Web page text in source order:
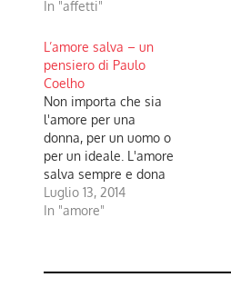
che è capitata a noi? E
me. ” La nonna
interruppe la scrittura,
sorrise e disse al
nipote: “È vero, sto
scrivendo qualcosa di
te. Tuttavia,…
In "affetti"
L’amore salva – un
pensiero di Paulo
Coelho
Non importa che sia
l'amore per una
donna, per un uomo o
per un ideale. L'amore
salva sempre e dona
senso denso alla
nostra vita. L'amore è
Luglio 13, 2014
In "amore"